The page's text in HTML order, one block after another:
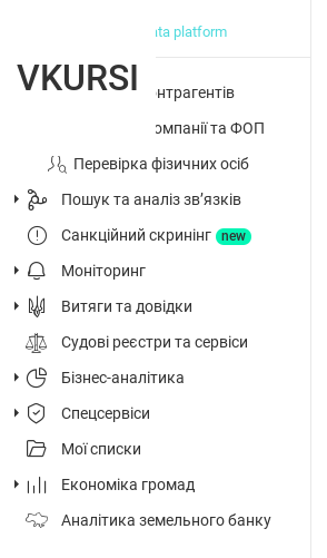
big data platform
Перевірка контрагентів
Досьє на компанії та ФОП
Перевірка фізичних осіб
Пошук та аналіз звʼязків
Санкційний скринінг
new
Моніторинг
Витяги та довідки
Судові реєстри та сервіси
Бізнес-аналітика
Спецсервіси
Мої списки
Економіка громад
Аналітика земельного банку
VKURSI